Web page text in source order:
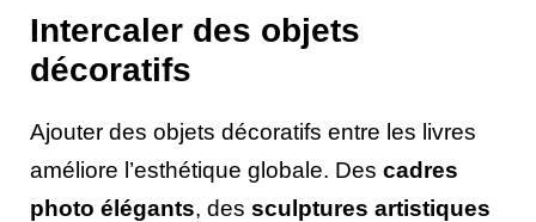
Intercaler des objets
décoratifs
Ajouter des objets décoratifs entre les livres
améliore l’esthétique globale. Des cadres
photo élégants, des sculptures artistiques